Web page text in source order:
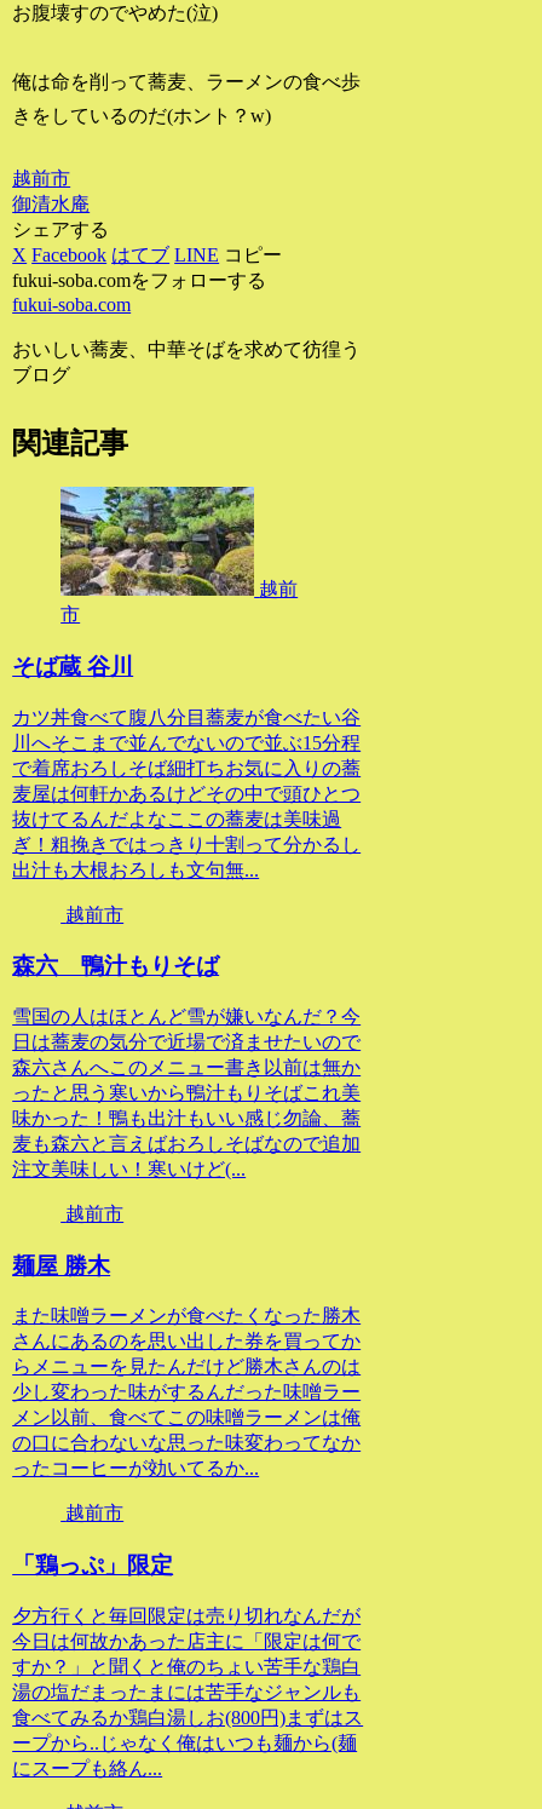
お腹壊すのでやめた(泣)
俺は命を削って蕎麦、ラーメンの食べ歩
きをしているのだ(ホント？w)
越前市
御清水庵
シェアする
X Facebook はてブ LINE コピー
fukui-soba.comをフォローする
fukui-soba.com
おいしい蕎麦、中華そばを求めて彷徨う
ブログ
関連記事
越前
市
そば蔵 谷川
カツ丼食べて腹八分目蕎麦が食べたい谷
川へそこまで並んでないので並ぶ15分程
で着席おろしそば細打ちお気に入りの蕎
麦屋は何軒かあるけどその中で頭ひとつ
抜けてるんだよなここの蕎麦は美味過
ぎ！粗挽きではっきり十割って分かるし
出汁も大根おろしも文句無...
越前市
森六 鴨汁もりそば
雪国の人はほとんど雪が嫌いなんだ？今
日は蕎麦の気分で近場で済ませたいので
森六さんへこのメニュー書き以前は無か
ったと思う寒いから鴨汁もりそばこれ美
味かった！鴨も出汁もいい感じ勿論、蕎
麦も森六と言えばおろしそばなので追加
注文美味しい！寒いけど(...
越前市
麺屋 勝木
また味噌ラーメンが食べたくなった勝木
さんにあるのを思い出した券を買ってか
らメニューを見たんだけど勝木さんのは
少し変わった味がするんだった味噌ラー
メン以前、食べてこの味噌ラーメンは俺
の口に合わないな思った味変わってなか
ったコーヒーが効いてるか...
越前市
「鶏っぷ」限定
夕方行くと毎回限定は売り切れなんだが
今日は何故かあった店主に「限定は何で
すか？」と聞くと俺のちょい苦手な鶏白
湯の塩だまったまには苦手なジャンルも
食べてみるか鶏白湯しお(800円)まずはス
ープから..じゃなく俺はいつも麺から(麺
にスープも絡ん...